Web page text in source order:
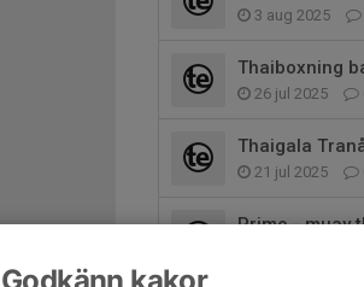
3 aug 2025
Thaiboxning
26 jul 2025
Thaigala
21 jul 2025
Primo - muay